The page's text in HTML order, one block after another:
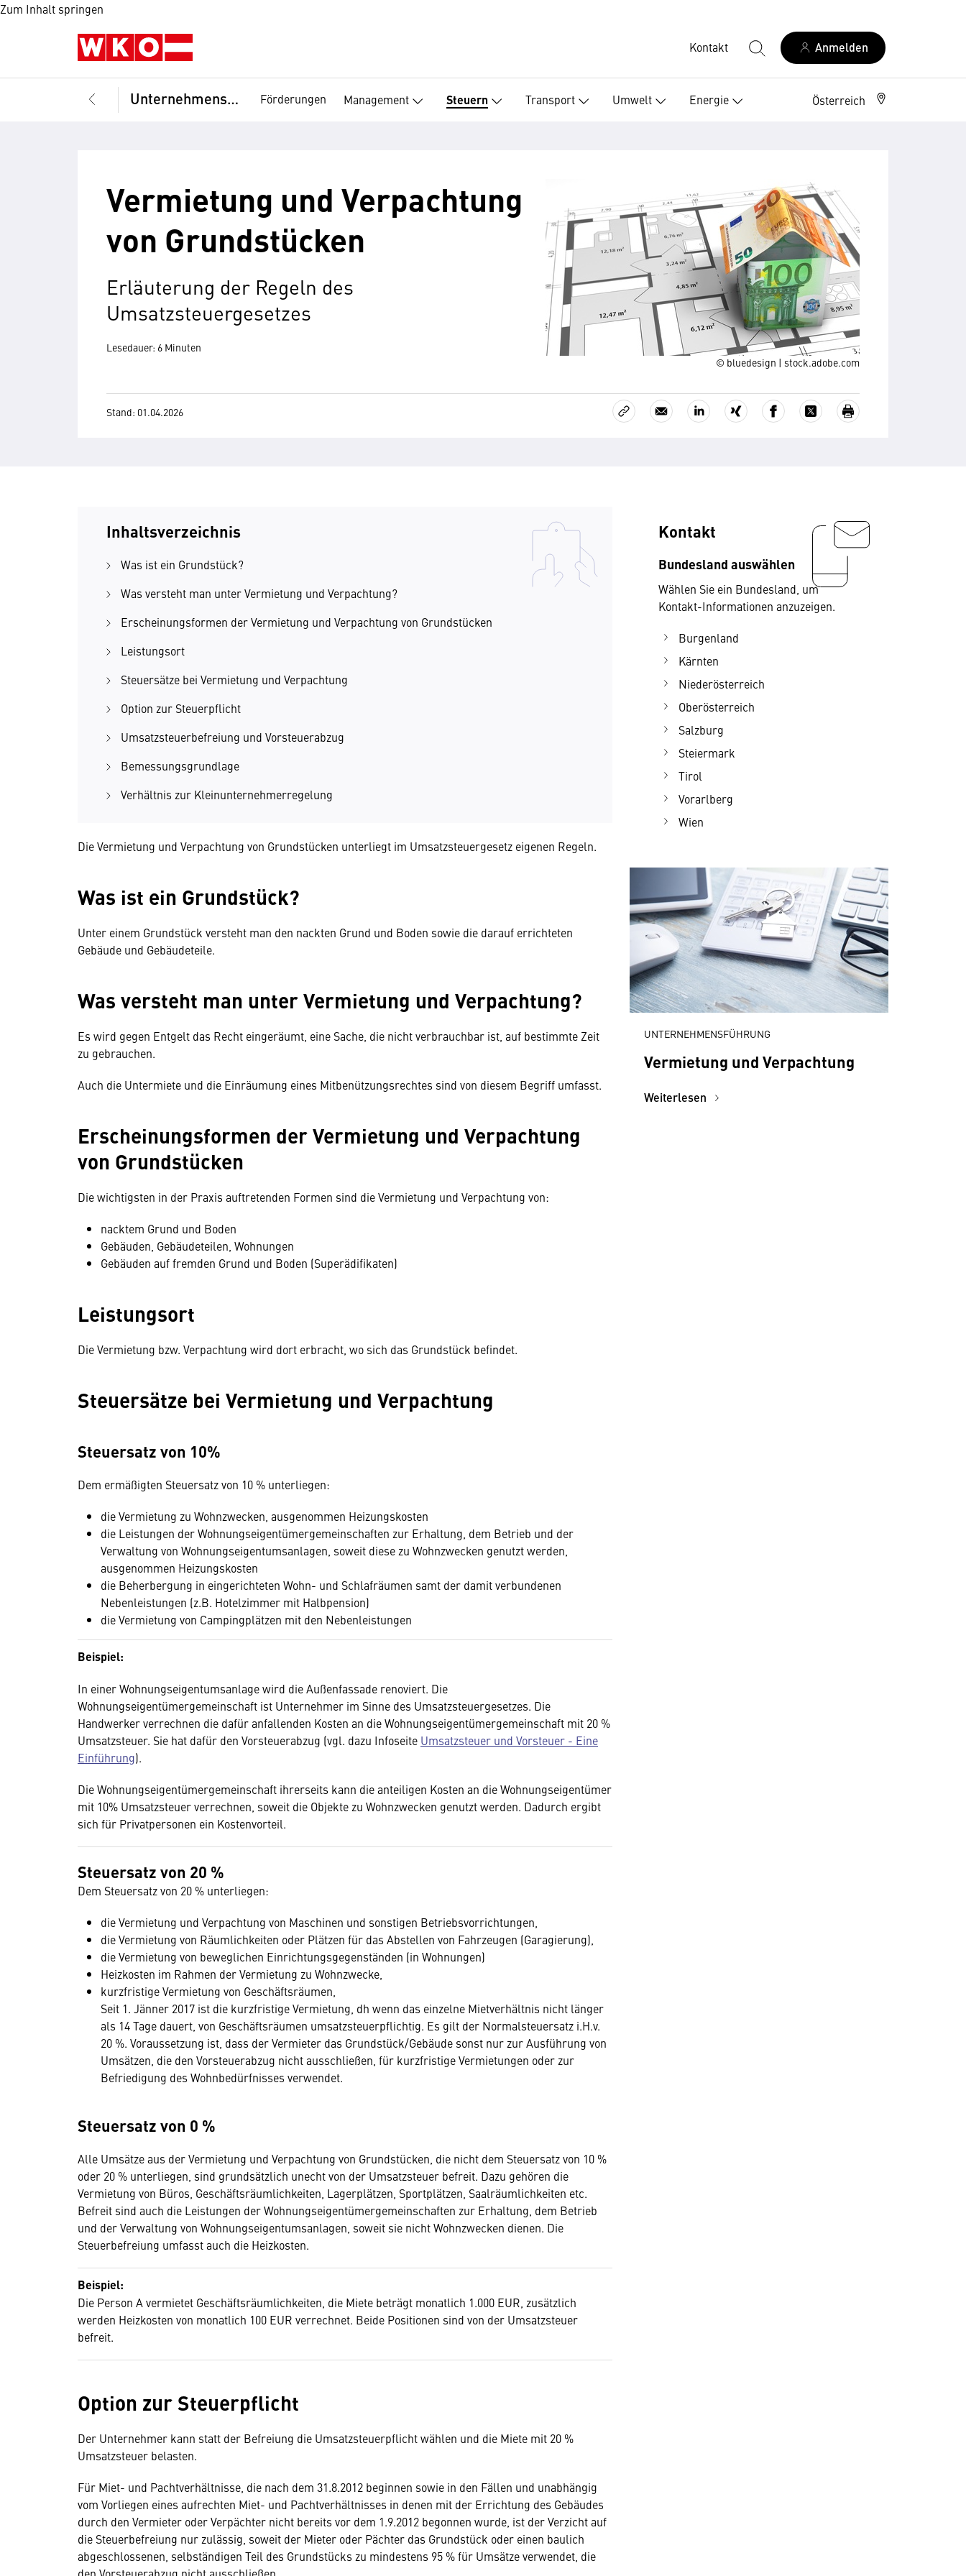
Zum Inhalt springen
Kontakt Anmelden
Unternehmensführung Förderungen Management Steuern Transport Umwelt Energie Österreich
© bluedesign | stock.adobe.com
Vermietung und Verpachtung
von Grundstücken
Erläuterung der Regeln des
Umsatzsteuergesetzes
Lesedauer: 6 Minuten
Stand: 01.04.2026
Inhaltsverzeichnis
Was ist ein Grundstück?
Was versteht man unter Vermietung und Verpachtung?
Erscheinungsformen der Vermietung und Verpachtung von Grundstücken
Leistungsort
Steuersätze bei Vermietung und Verpachtung
Option zur Steuerpflicht
Umsatzsteuerbefreiung und Vorsteuerabzug
Bemessungsgrundlage
Verhältnis zur Kleinunternehmerregelung
Die Vermietung und Verpachtung von Grundstücken unterliegt im Umsatzsteuergesetz eigenen Regeln.
Was ist ein Grundstück?
Unter einem Grundstück versteht man den nackten Grund und Boden sowie die darauf errichteten
Gebäude und Gebäudeteile.
Was versteht man unter Vermietung und Verpachtung?
Es wird gegen Entgelt das Recht eingeräumt, eine Sache, die nicht verbrauchbar ist, auf bestimmte Zeit
zu gebrauchen.
Auch die Untermiete und die Einräumung eines Mitbenützungsrechtes sind von diesem Begriff umfasst.
Erscheinungsformen der Vermietung und Verpachtung
von Grundstücken
Die wichtigsten in der Praxis auftretenden Formen sind die Vermietung und Verpachtung von:
nacktem Grund und Boden
Gebäuden, Gebäudeteilen, Wohnungen
Gebäuden auf fremden Grund und Boden (Superädifikaten)
Leistungsort
Die Vermietung bzw. Verpachtung wird dort erbracht, wo sich das Grundstück befindet.
Steuersätze bei Vermietung und Verpachtung
Steuersatz von 10%
Dem ermäßigten Steuersatz von 10 % unterliegen:
die Vermietung zu Wohnzwecken, ausgenommen Heizungskosten
die Leistungen der Wohnungseigentümergemeinschaften zur Erhaltung, dem Betrieb und der
Verwaltung von Wohnungseigentumsanlagen, soweit diese zu Wohnzwecken genutzt werden,
ausgenommen Heizungskosten
die Beherbergung in eingerichteten Wohn- und Schlafräumen samt der damit verbundenen
Nebenleistungen (z.B. Hotelzimmer mit Halbpension)
die Vermietung von Campingplätzen mit den Nebenleistungen
Beispiel:
In einer Wohnungseigentumsanlage wird die Außenfassade renoviert. Die
Wohnungseigentümergemeinschaft ist Unternehmer im Sinne des Umsatzsteuergesetzes. Die
Handwerker verrechnen die dafür anfallenden Kosten an die Wohnungseigentümergemeinschaft mit 20 %
Umsatzsteuer. Sie hat dafür den Vorsteuerabzug (vgl. dazu Infoseite Umsatzsteuer und Vorsteuer - Eine
Einführung).
Die Wohnungseigentümergemeinschaft ihrerseits kann die anteiligen Kosten an die Wohnungseigentümer
mit 10% Umsatzsteuer verrechnen, soweit die Objekte zu Wohnzwecken genutzt werden. Dadurch ergibt
sich für Privatpersonen ein Kostenvorteil.
Steuersatz von 20 %
Dem Steuersatz von 20 % unterliegen:
die Vermietung und Verpachtung von Maschinen und sonstigen Betriebsvorrichtungen,
die Vermietung von Räumlichkeiten oder Plätzen für das Abstellen von Fahrzeugen (Garagierung),
die Vermietung von beweglichen Einrichtungsgegenständen (in Wohnungen)
Heizkosten im Rahmen der Vermietung zu Wohnzwecke,
kurzfristige Vermietung von Geschäftsräumen,
Seit 1. Jänner 2017 ist die kurzfristige Vermietung, dh wenn das einzelne Mietverhältnis nicht länger
als 14 Tage dauert, von Geschäftsräumen umsatzsteuerpflichtig. Es gilt der Normalsteuersatz i.H.v.
20 %. Voraussetzung ist, dass der Vermieter das Grundstück/Gebäude sonst nur zur Ausführung von
Umsätzen, die den Vorsteuerabzug nicht ausschließen, für kurzfristige Vermietungen oder zur
Befriedigung des Wohnbedürfnisses verwendet.
Steuersatz von 0 %
Alle Umsätze aus der Vermietung und Verpachtung von Grundstücken, die nicht dem Steuersatz von 10 %
oder 20 % unterliegen, sind grundsätzlich unecht von der Umsatzsteuer befreit. Dazu gehören die
Vermietung von Büros, Geschäftsräumlichkeiten, Lagerplätzen, Sportplätzen, Saalräumlichkeiten etc.
Befreit sind auch die Leistungen der Wohnungseigentümergemeinschaften zur Erhaltung, dem Betrieb
und der Verwaltung von Wohnungseigentumsanlagen, soweit sie nicht Wohnzwecken dienen. Die
Steuerbefreiung umfasst auch die Heizkosten.
Beispiel:
Die Person A vermietet Geschäftsräumlichkeiten, die Miete beträgt monatlich 1.000 EUR, zusätzlich
werden Heizkosten von monatlich 100 EUR verrechnet. Beide Positionen sind von der Umsatzsteuer
befreit.
Option zur Steuerpflicht
Der Unternehmer kann statt der Befreiung die Umsatzsteuerpflicht wählen und die Miete mit 20 %
Umsatzsteuer belasten.
Für Miet- und Pachtverhältnisse, die nach dem 31.8.2012 beginnen sowie in den Fällen und unabhängig
vom Vorliegen eines aufrechten Miet- und Pachtverhältnisses in denen mit der Errichtung des Gebäudes
durch den Vermieter oder Verpächter nicht bereits vor dem 1.9.2012 begonnen wurde, ist der Verzicht auf
die Steuerbefreiung nur zulässig, soweit der Mieter oder Pächter das Grundstück oder einen baulich
abgeschlossenen, selbständigen Teil des Grundstücks zu mindestens 95 % für Umsätze verwendet, die
Kontakt
Bundesland auswählen
Wählen Sie ein Bundesland, um
Kontakt-Informationen anzuzeigen.
Burgenland
Kärnten
Niederösterreich
Oberösterreich
Salzburg
Steiermark
Tirol
Vorarlberg
Wien
UNTERNEHMENSFÜHRUNG
Vermietung und Verpachtung
Weiterlesen